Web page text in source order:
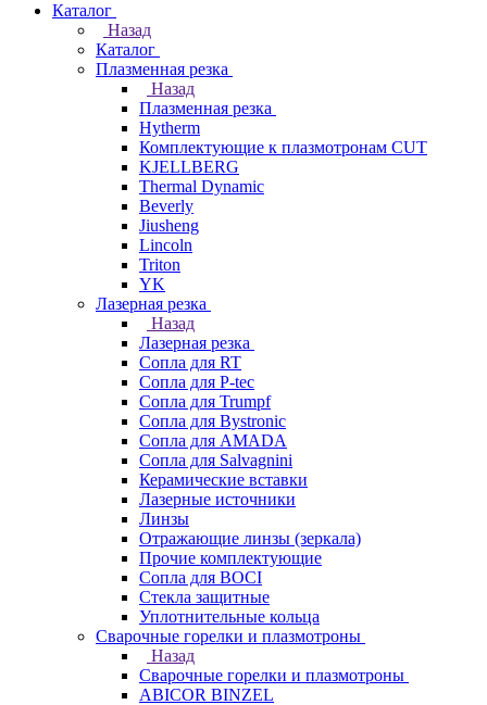
Каталог
Назад
Каталог
Плазменная резка
Назад
Плазменная резка
Hytherm
Комплектующие к плазмотронам CUT
KJELLBERG
Thermal Dynamic
Beverly
Jiusheng
Lincoln
Triton
YK
Лазерная резка
Назад
Лазерная резка
Сопла для RT
Сопла для P-tec
Сопла для Trumpf
Сопла для Bystronic
Сопла для AMADA
Сопла для Salvagnini
Керамические вставки
Лазерные источники
Линзы
Отражающие линзы (зеркала)
Прочие комплектующие
Сопла для BOCI
Стекла защитные
Уплотнительные кольца
Сварочные горелки и плазмотроны
Назад
Сварочные горелки и плазмотроны
ABICOR BINZEL